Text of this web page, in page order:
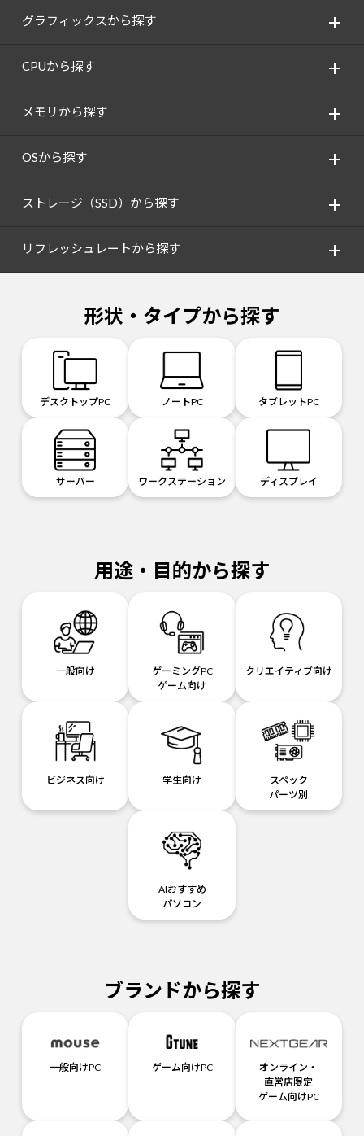
グラフィックスから探す
CPUから探す
メモリから探す
OSから探す
ストレージ（SSD）から探す
リフレッシュレートから探す
形状・タイプから探す
デスクトップPC ノートPC タブレットPC
サーバー ワークステーション ディスプレイ
用途・目的から探す
一般向け
ゲーミングPC
ゲーム向け
クリエイティブ向け
ビジネス向け 学生向け
スペック
パーツ別
AIおすすめ
パソコン
ブランドから探す
一般向けPC ゲーム向けPC
オンライン・
直営店限定
ゲーム向けPC